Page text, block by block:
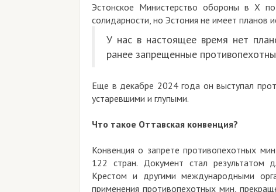
Эстонское Министерство обороны в Х
солидарности, но Эстония не имеет планов
У нас в настоящее время нет
ранее запрещенные
Еще в декабре 2024 года он выступал
устаревшими и глупыми.
Что такое Оттавская конвенция?
Конвенция о запрете противопехотных
122 стран. Документ стал результатом
Крестом и другими международными
применения противопехотных мин,